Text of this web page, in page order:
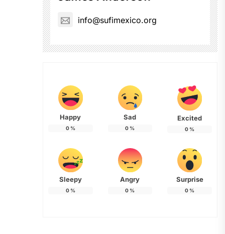
info@sufimexico.org
Happy
0%
Sad
0 %
Excited
0 %
Sleepy
0%
Angry
0 %
Surprise
0 %